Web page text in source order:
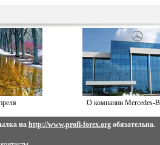
О компании Mercedes-
на http://www.profi-forex.orgобязательна.